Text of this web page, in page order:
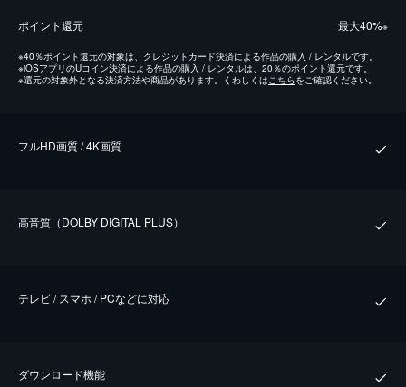
ポイント還元 最⼤40%※
※40％ポイント還元の対象は、クレジットカード決済による作品の購入 / レンタルです。
※iOSアプリのUコイン決済による作品の購入 / レンタルは、20％のポイント還元です。
※還元の対象外となる決済方法や商品があります。くわしくは こちらをご確認ください。
フルHD画質 / 4K画質
⾼⾳質（DOLBY DIGITAL PLUS）
テレビ / スマホ / PCなどに対応
ダウンロード機能